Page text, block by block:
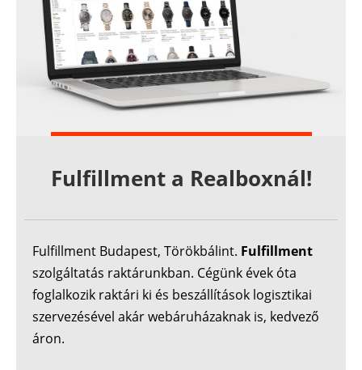
Fulfillment a Realboxnál!
Fulfillment Budapest, Törökbálint. Fulfillment
szolgáltatás raktárunkban. Cégünk évek óta
foglalkozik raktári ki és beszállítások logisztikai
szervezésével akár webáruházaknak is, kedvező
áron.